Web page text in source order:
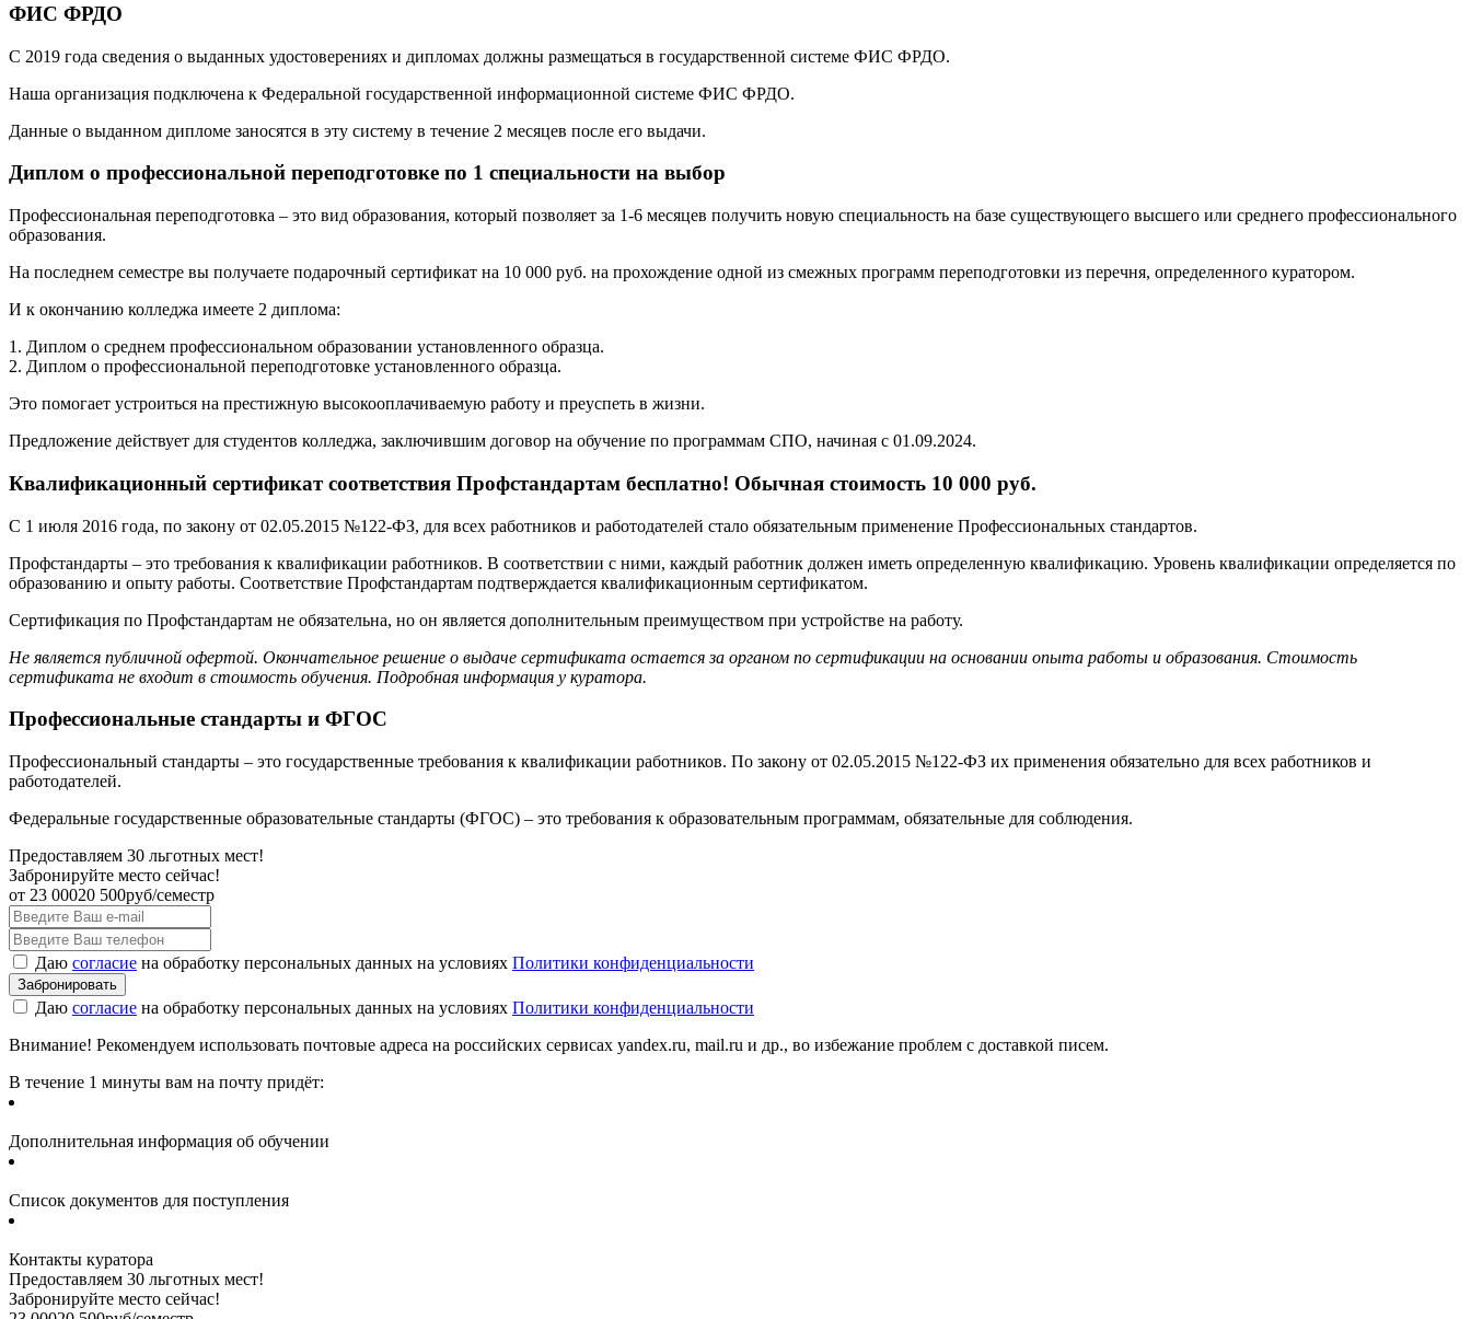
ФИС ФРДО
С 2019 года сведения о выданных удостоверениях и дипломах должны размещаться в государственной системе ФИС ФРДО.
Наша организация подключена к Федеральной государственной информационной системе ФИС ФРДО.
Данные о выданном дипломе заносятся в эту систему в течение 2 месяцев после его выдачи.
Диплом о профессиональной переподготовке по 1 специальности на выбор
Профессиональная переподготовка – это вид образования, который позволяет за 1-6 месяцев получить новую специальность на базе существующего высшего или среднего профессионального
образования.
На последнем семестре вы получаете подарочный сертификат на 10 000 руб. на прохождение одной из смежных программ переподготовки из перечня, определенного куратором.
И к окончанию колледжа имеете 2 диплома:
1. Диплом о среднем профессиональном образовании установленного образца.
2. Диплом о профессиональной переподготовке установленного образца.
Это помогает устроиться на престижную высокооплачиваемую работу и преуспеть в жизни.
Предложение действует для студентов колледжа, заключившим договор на обучение по программам СПО, начиная с 01.09.2024.
Квалификационный сертификат соответствия Профстандартам бесплатно! Обычная стоимость 10 000 руб.
С 1 июля 2016 года, по закону от 02.05.2015 №122-ФЗ, для всех работников и работодателей стало обязательным применение Профессиональных стандартов.
Профстандарты – это требования к квалификации работников. В соответствии с ними, каждый работник должен иметь определенную квалификацию. Уровень квалификации определяется по
образованию и опыту работы. Соответствие Профстандартам подтверждается квалификационным сертификатом.
Сертификация по Профстандартам не обязательна, но он является дополнительным преимуществом при устройстве на работу.
Не является публичной офертой. Окончательное решение о выдаче сертификата остается за органом по сертификации на основании опыта работы и образования. Стоимость
сертификата не входит в стоимость обучения. Подробная информация у куратора.
Профессиональные стандарты и ФГОС
Профессиональный стандарты – это государственные требования к квалификации работников. По закону от 02.05.2015 №122-ФЗ их применения обязательно для всех работников и
работодателей.
Федеральные государственные образовательные стандарты (ФГОС) – это требования к образовательным программам, обязательные для соблюдения.
Предоставляем 30 льготных мест!
Забронируйте место сейчас!
от 23 00020 500руб/семестр
Даю согласие на обработку персональных данных на условиях Политики конфиденциальности
Даю согласие на обработку персональных данных на условиях Политики конфиденциальности
Внимание! Рекомендуем использовать почтовые адреса на российских сервисах yandex.ru, mail.ru и др., во избежание проблем с доставкой писем.
В течение 1 минуты вам на почту придёт:
Дополнительная информация об обучении
Список документов для поступления
Контакты куратора
Предоставляем 30 льготных мест!
Забронируйте место сейчас!